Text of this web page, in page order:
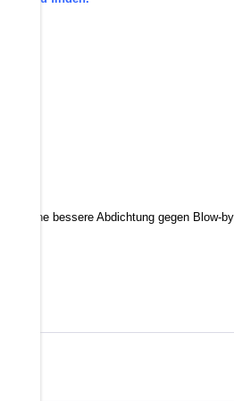
eine bessere Abdichtung gegen Blow-